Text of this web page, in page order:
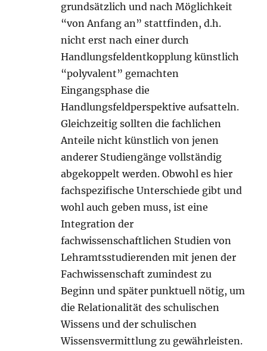
grundsätzlich und nach Möglichkeit
“von Anfang an” stattfinden, d.h.
nicht erst nach einer durch
Handlungsfeldentkopplung künstlich
“polyvalent” gemachten
Eingangsphase die
Handlungsfeldperspektive aufsatteln.
Gleichzeitig sollten die fachlichen
Anteile nicht künstlich von jenen
anderer Studiengänge vollständig
abgekoppelt werden. Obwohl es hier
fachspezifische Unterschiede gibt und
wohl auch geben muss, ist eine
Integration der
fachwissenschaftlichen Studien von
Lehramtsstudierenden mit jenen der
Fachwissenschaft zumindest zu
Beginn und später punktuell nötig, um
die Relationalität des schulischen
Wissens und der schulischen
Wissensvermittlung zu gewährleisten.